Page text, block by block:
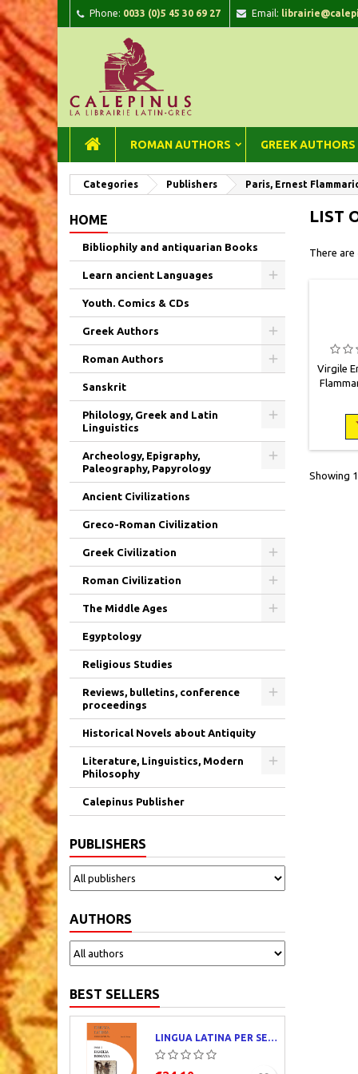
Phone: 0033 (0)5 45 30 69 27 Email:
ROMAN AUTHORS GREEK AUTHORS
Categories Publishers Paris, Ernest
HOME
Bibliophily and antiquarian Books
Learn ancient Languages
Youth. Comics & CDs
Greek Authors
Roman Authors
Sanskrit
Philology, Greek and Latin
Linguistics
Archeology, Epigraphy,
Paleography, Papyrology
Ancient Civilizations
Greco-Roman Civilization
Greek Civilization
Roman Civilization
The Middle Ages
Egyptology
Religious Studies
Reviews, bulletins, conference
proceedings
Historical Novels about Antiquity
Literature, Linguistics, Modern
Philosophy
Calepinus Publisher
PUBLISHERS
AUTHORS
BEST SELLERS
LINGUA LATINA PER SE ILLUSTRATA. PARS I : FAMILIA ROMANA
LIST
There are
Virgile
avec
Showing